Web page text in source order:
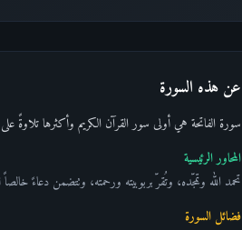
عن هذه السورة
سورة الفاتحة هي أولى سور القرآن الكريم وأكثرها
المحاور الرئيسية
تحمد الله وتمجّده، وتُقرّ بربوبيته ورحمته، وتتضمن دعاءً
فضائل السورة